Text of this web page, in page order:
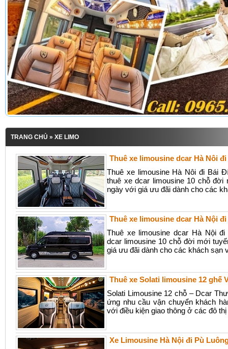
TRANG CHỦ » XE LIMO
Thuê xe limousine dcar Hà Nôi
Thuê xe limousine Hà Nôi đi Bái
thuê xe dcar limousine 10 chỗ đời
ngày với giá ưu đãi dành cho các
Thuê xe limousine dcar Hà Nội đi
Thuê xe limousine dcar Hà Nội
dcar limousine 10 chỗ đời mới
giá ưu đãi dành cho các khách sạn
Thuê xe Solati limousine 12 ghế
Solati Limousine 12 chỗ – Dcar
ứng nhu cầu vận chuyển khách
với điều kiện giao thông ở các đô
Xe Limousine Hà Nội đi Pù